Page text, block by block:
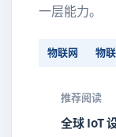
一层能力。
物联网 物
推荐阅读
全球 IoT